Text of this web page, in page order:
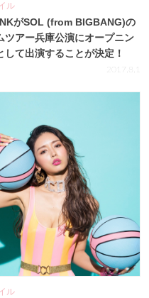
ル
がSOL (from BIGBANG)の
ツアー兵庫公演にオープニン
して出演することが決定！
2017.8.1
ル